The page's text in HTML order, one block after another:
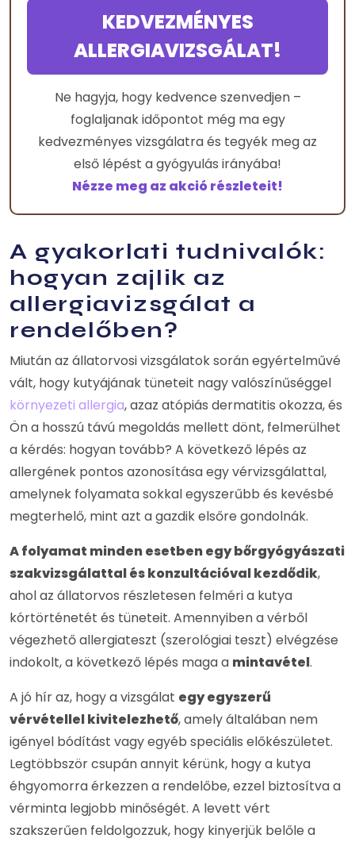
KEDVEZMÉNYES
ALLERGIAVIZSGÁLAT!
Ne hagyja, hogy kedvence szenvedjen –
foglaljanak időpontot még ma egy
kedvezményes vizsgálatra és tegyék meg az
első lépést a gyógyulás irányába!
Nézze meg az akció részleteit!
A gyakorlati tudnivalók:
hogyan zajlik az
allergiavizsgálat a
rendelőben?
Miután az állatorvosi vizsgálatok során egyértelművé
vált, hogy kutyájának tüneteit nagy valószínűséggel
környezeti allergia, azaz atópiás dermatitis okozza, és
Ön a hosszú távú megoldás mellett dönt, felmerülhet
a kérdés: hogyan tovább? A következő lépés az
allergének pontos azonosítása egy vérvizsgálattal,
amelynek folyamata sokkal egyszerűbb és kevésbé
megterhelő, mint azt a gazdik elsőre gondolnák.
A folyamat minden esetben egy bőrgyógyászati
szakvizsgálattal és konzultációval kezdődik,
ahol az állatorvos részletesen felméri a kutya
kórtörténetét és tüneteit. Amennyiben a vérből
végezhető allergiateszt (szerológiai teszt) elvégzése
indokolt, a következő lépés maga a mintavétel.
A jó hír az, hogy a vizsgálat egy egyszerű
vérvétellel kivitelezhető, amely általában nem
igényel bódítást vagy egyéb speciális előkészületet.
Legtöbbször csupán annyit kérünk, hogy a kutya
éhgyomorra érkezzen a rendelőbe, ezzel biztosítva a
vérminta legjobb minőségét. A levett vért
szakszerűen feldolgozzuk, hogy kinyerjük belőle a